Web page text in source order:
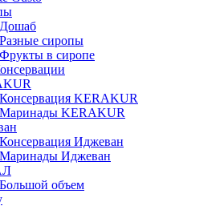
Дошаб
Разные сиропы
Фрукты в сиропе
Консервация KERAKUR
Маринады KERAKUR
Консервация Иджеван
Маринады Иджеван
Большой объем